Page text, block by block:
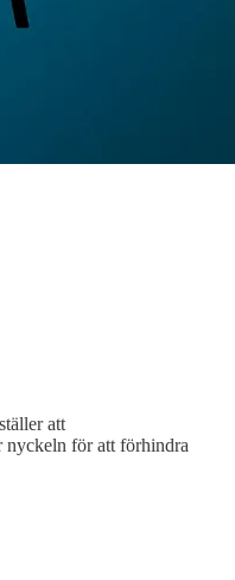
att
nyckeln för att förhindra